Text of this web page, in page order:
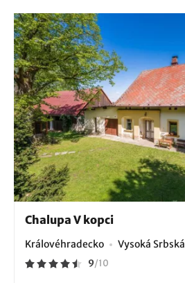
Chalupa V kopci
Královéhradecko Vysoká Srbská
9/10